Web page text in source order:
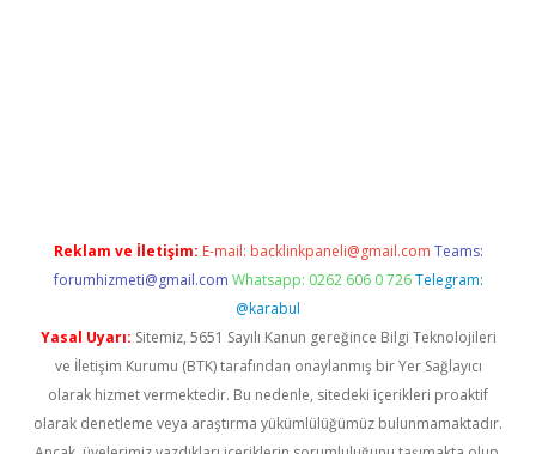
Reklam ve İletişim: E-mail: backlinkpaneli@gmail.com Teams:
forumhizmeti@gmail.com Whatsapp: 0262 606 0 726 Telegram:
@karabul
Yasal Uyarı: Sitemiz, 5651 Sayılı Kanun gereğince Bilgi Teknolojileri
ve İletişim Kurumu (BTK) tarafından onaylanmış bir Yer Sağlayıcı
olarak hizmet vermektedir. Bu nedenle, sitedeki içerikleri proaktif
olarak denetleme veya araştırma yükümlülüğümüz bulunmamaktadır.